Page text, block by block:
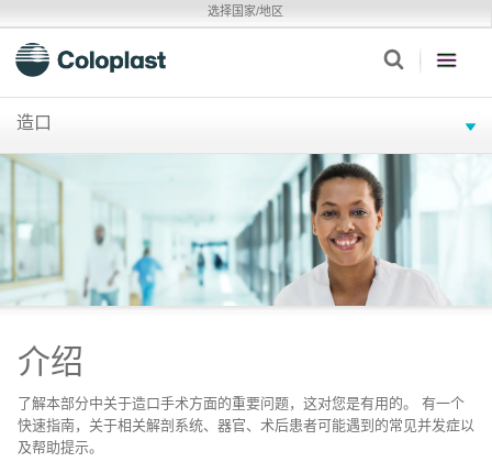
选择国家/地区
造口
介绍
了解本部分中关于造口手术方面的重要问题，这对您是有用的。 有一个
快速指南，关于相关解剖系统、器官、术后患者可能遇到的常见并发症以
及帮助提示。